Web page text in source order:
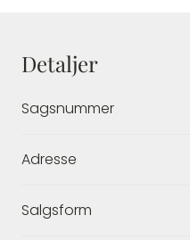
Detaljer
Sagsnummer
Adresse
Salgsform